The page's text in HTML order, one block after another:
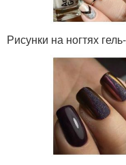
Рисунки на ногтях